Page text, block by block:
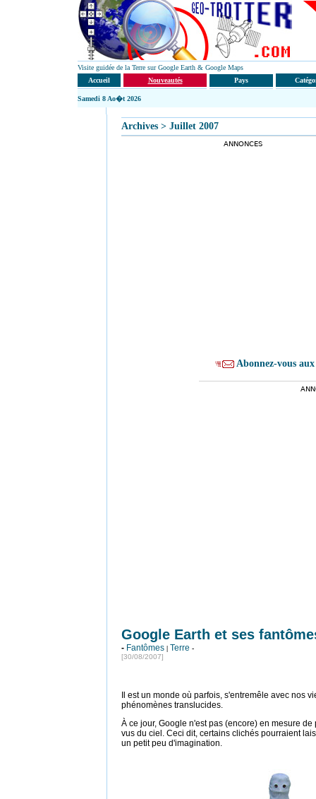
Visite guidée de la Terre sur Google Earth & Google Maps
Accueil
Nouveautés Pays
Samedi 8 Ao�t 2026
Archives > Juillet 2007
ANNONCES
Abonnez-vous
Google Earth et ses
- Fantômes | Terre -
[30/08/2007]
Il est un monde où parfois, s'entremêle avec nos
phénomènes translucides.
À ce jour, Google n'est pas (encore) en mesure
vus du ciel. Ceci dit, certains clichés pourraient
un petit peu d'imagination.